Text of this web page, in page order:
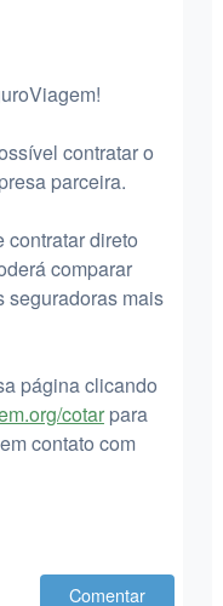
contratar o
parceira.
contratar direto
comparar
seguradoras mais
página clicando
cotarpara
contato com
Comentar